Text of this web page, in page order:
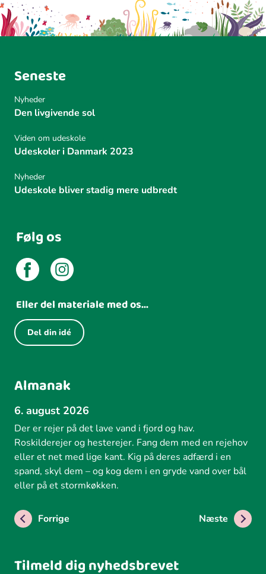
e
i
n
d
e
l
i
g
Seneste
Nyheder
Den livgivende sol
Viden om udeskole
Udeskoler i Danmark 2023
Nyheder
Udeskole bliver stadig mere udbredt
Følg os
Eller del materiale med os...
Del din idé
Almanak
6. august 2026
Der er rejer på det lave vand i fjord og hav.
Roskilderejer og hesterejer. Fang dem med en rejehov
eller et net med lige kant. Kig på deres adfærd i en
spand, skyl dem – og kog dem i en gryde vand over bål
eller på et stormkøkken.
Forrige Næste
Tilmeld dig nyhedsbrevet